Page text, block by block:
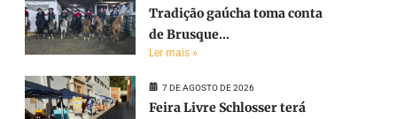
Tradição gaúcha toma conta
de Brusque...
Ler mais »
7 DE AGOSTO DE 2026
Feira Livre Schlosser terá